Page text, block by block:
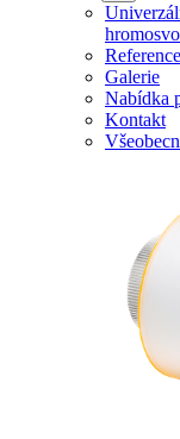
Galerie
Nabídka
Kontakt